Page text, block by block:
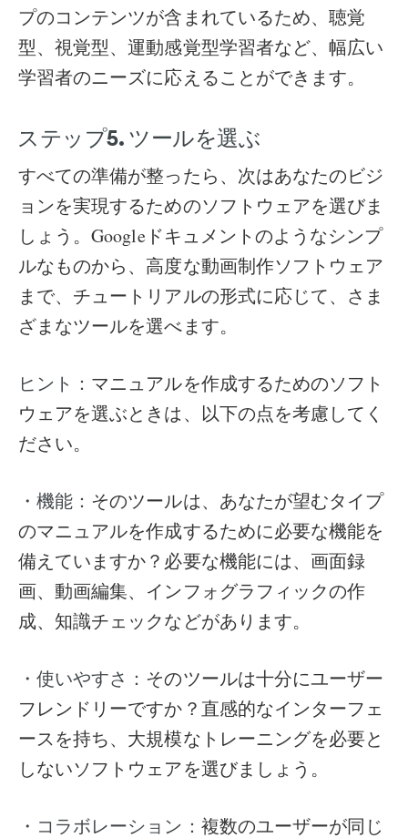
プのコンテンツが含まれているため、聴覚
型、視覚型、運動感覚型学習者など、幅広い
学習者のニーズに応えることができます。
ステップ5. ツールを選ぶ
すべての準備が整ったら、次はあなたのビジ
ョンを実現するためのソフトウェアを選びま
しょう。Googleドキュメントのようなシンプ
ルなものから、高度な動画制作ソフトウェア
まで、チュートリアルの形式に応じて、さま
ざまなツールを選べます。
ヒント： マニュアルを作成するためのソフト
ウェアを選ぶときは、以下の点を考慮してく
ださい。
・機能： そのツールは、あなたが望むタイプ
のマニュアルを作成するために必要な機能を
備えていますか？必要な機能には、画面録
画、動画編集、インフォグラフィックの作
成、知識チェックなどがあります。
・使いやすさ： そのツールは十分にユーザー
フレンドリーですか？直感的なインターフェ
ースを持ち、大規模なトレーニングを必要と
しないソフトウェアを選びましょう。
・コラボレーション： 複数のユーザーが同じ